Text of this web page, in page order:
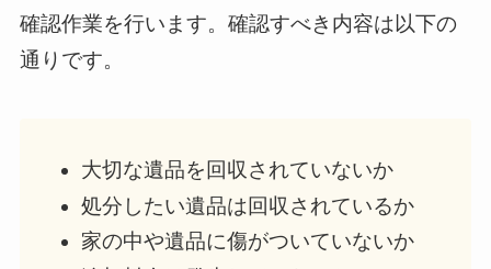
確認作業を行います。確認すべき内容は以下の
通りです。
大切な遺品を回収されていないか
処分したい遺品は回収されているか
家の中や遺品に傷がついていないか